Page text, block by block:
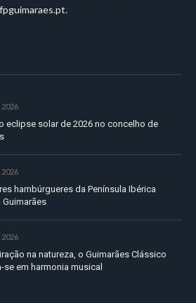
.
2026
eclipse solar de 2026 no concelho de
2026
hambúrgueres da Península Ibérica
Guimarães
2026
na natureza, o Guimarães Clássico
se em harmonia musical